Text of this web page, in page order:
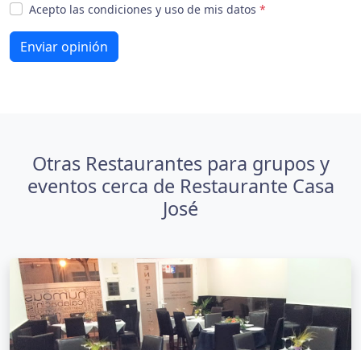
Acepto las condiciones y uso de mis datos *
Enviar opinión
Otras Restaurantes para grupos y
eventos cerca de Restaurante Casa
José